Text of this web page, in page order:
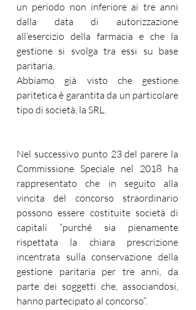
un periodo non inferiore ai tre anni
dalla data di autorizzazione
all’esercizio della farmacia e che la
gestione si svolga tra essi su base
paritaria.
Abbiamo già visto che gestione
paritetica è garantita da un particolare
tipo di società, la SRL.
Nel successivo punto 23 del parere la
Commissione Speciale nel 2018 ha
rappresentato che in seguito alla
vincita del concorso straordinario
possono essere costituite società di
capitali “purché sia pienamente
rispettata la chiara prescrizione
incentrata sulla conservazione della
gestione paritaria per tre anni, da
parte dei soggetti che, associandosi,
hanno partecipato al concorso”.